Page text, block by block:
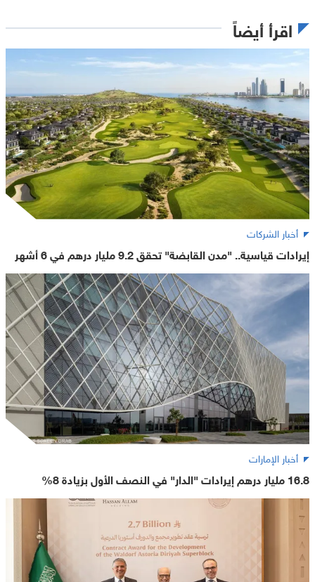
اقرأ أيضاً
أخبار الشركات
إيرادات قياسية.. "مدن القابضة" تحقق 9.2 مليار درهم في 6 أشهر
أخبار الإمارات
16.8 مليار درهم إيرادات "الدار" في النصف الأول بزيادة 8%